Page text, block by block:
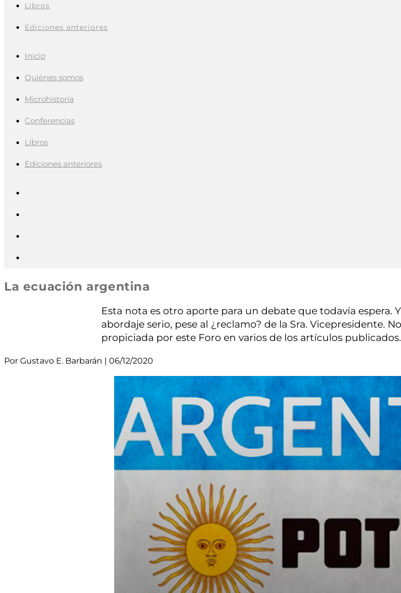
Libros
Ediciones anteriores
Inicio
Quiénes somos
Microhistoria
Conferencias
Libros
Ediciones anteriores
La ecuación argentina
Esta nota es otro aporte para un debate que todavía espera.
abordaje serio, pese al ¿reclamo? de la Sra. Vicepresidente.
propiciada por este Foro en varios de los artículos publicados.
Por Gustavo E. Barbarán | 06/12/2020